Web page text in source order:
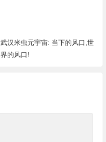
武汉米虫元宇宙: 当下的风口,世
界的风口!